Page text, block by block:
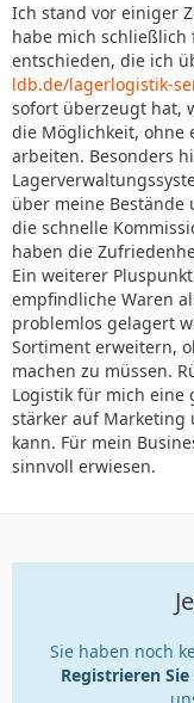
Ich stand vor einiger
habe mich schließlich
entschieden, die ich
ldb.de/lagerlogistik-
sofort überzeugt hat,
die Möglichkeit, ohne
arbeiten. Besonders
über meine Bestände
die schnelle
haben die
Ein weiterer
empfindliche Waren
problemlos gelagert
Sortiment erweitern,
machen zu müssen.
Logistik für mich eine
stärker auf Marketing
kann. Für mein
sinnvoll erwiesen.
Sie haben noch
Registrieren